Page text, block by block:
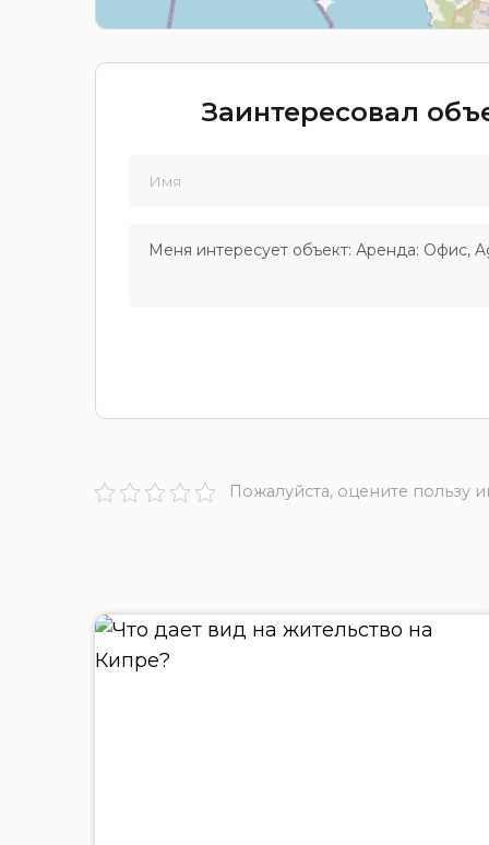
Заинтересовал
Пожалуйста, оцените пользу